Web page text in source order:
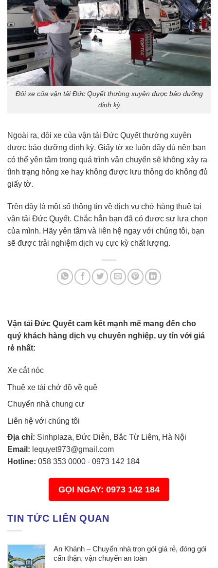
Đôi xe của vận tải Đức Quyết thường xuyên được bảo dưỡng
định kỳ
Ngoài ra, đôi xe của vận tải Đức Quyết thường xuyên
được bảo dưỡng định kỳ. Giấy tờ xe luôn đầy đủ nên bạn
có thể yên tâm trong quá trình vận chuyển sẽ không xảy ra
tình trạng hỏng xe hay không được lưu thông do không đủ
giấy tờ.
Trên đây là một số thông tin về dịch vụ chở hàng thuê tại
vận tải Đức Quyết. Chắc hẳn bạn đã có được sự lựa chọn
của mình. Hãy yên tâm và liên hệ ngay với chúng tôi, bạn
sẽ được trải nghiệm dịch vụ cực kỳ chất lượng.
Vận tải Đức Quyết cam kết mạnh mẽ mang đến cho
quý khách hàng dịch vụ chuyên nghiệp, uy tín với giá
rẻ nhất:
Xe cắt nóc
Thuê xe tải chở đồ về quê
Chuyển nhà chung cư
Liên hệ với chúng tôi
Địa chỉ: Sinhplaza, Đức Diễn, Bắc Từ Liêm, Hà Nội
Email: lequyet973@gmail.com
Hotline: 058 353 0000 - 0973 142 184
GỌI NGAY: 0973 142 184
TIN TỨC LIÊN QUAN
An Khánh – Chuyển nhà trọn gói giá rẻ, đóng gói
cẩn thận, vận chuyển an toàn